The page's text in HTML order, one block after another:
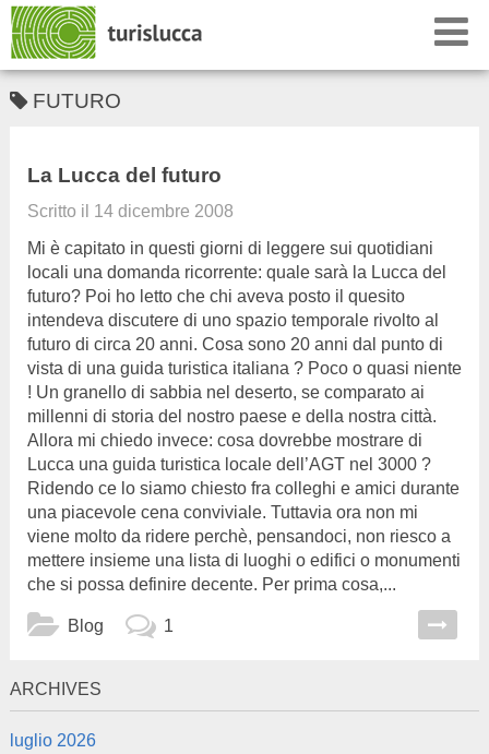
FUTURO
La Lucca del futuro
Scritto il 14 dicembre 2008
Mi è capitato in questi giorni di leggere sui quotidiani
locali una domanda ricorrente: quale sarà la Lucca del
futuro? Poi ho letto che chi aveva posto il quesito
intendeva discutere di uno spazio temporale rivolto al
futuro di circa 20 anni. Cosa sono 20 anni dal punto di
vista di una guida turistica italiana ? Poco o quasi niente
! Un granello di sabbia nel deserto, se comparato ai
millenni di storia del nostro paese e della nostra città.
Allora mi chiedo invece: cosa dovrebbe mostrare di
Lucca una guida turistica locale dell’AGT nel 3000 ?
Ridendo ce lo siamo chiesto fra colleghi e amici durante
una piacevole cena conviviale. Tuttavia ora non mi
viene molto da ridere perchè, pensandoci, non riesco a
mettere insieme una lista di luoghi o edifici o monumenti
che si possa definire decente. Per prima cosa,...
Blog 1
ARCHIVES
luglio 2026